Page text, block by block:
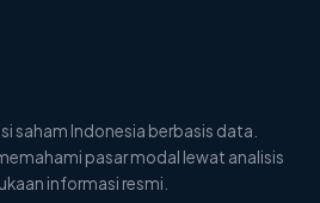
saham Indonesia berbasis data.
pasar modal lewat analisis
informasi resmi.